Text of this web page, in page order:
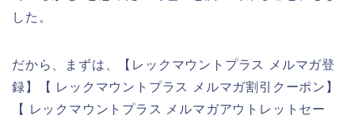
した。
だから、まずは、【レックマウントプラス メルマガ登
録】【 レックマウントプラス メルマガ割引クーポン】
【 レックマウントプラス メルマガアウトレットセー